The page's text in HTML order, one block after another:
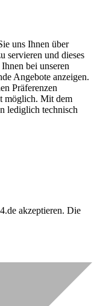
uns Ihnen über
servieren und dieses
bei unseren
Angebote anzeigen.
Präferenzen
möglich. Mit dem
lediglich technisch
akzeptieren. Die